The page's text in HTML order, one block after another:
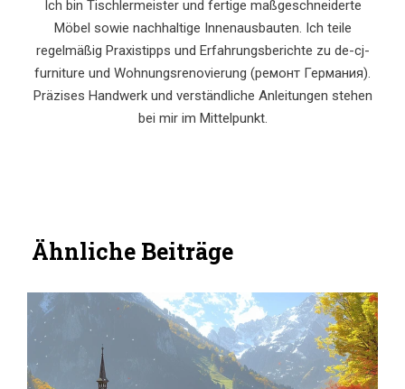
Ich bin Tischlermeister und fertige maßgeschneiderte
Möbel sowie nachhaltige Innenausbauten. Ich teile
regelmäßig Praxistipps und Erfahrungsberichte zu de-cj-
furniture und Wohnungsrenovierung (ремонт Германия).
Präzises Handwerk und verständliche Anleitungen stehen
bei mir im Mittelpunkt.
Ähnliche Beiträge